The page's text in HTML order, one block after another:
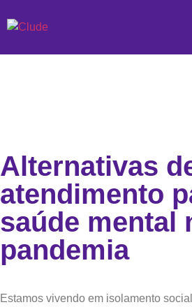
Alternativas
atendimento
saúde mental
pandemia
Estamos vivendo em isolamento